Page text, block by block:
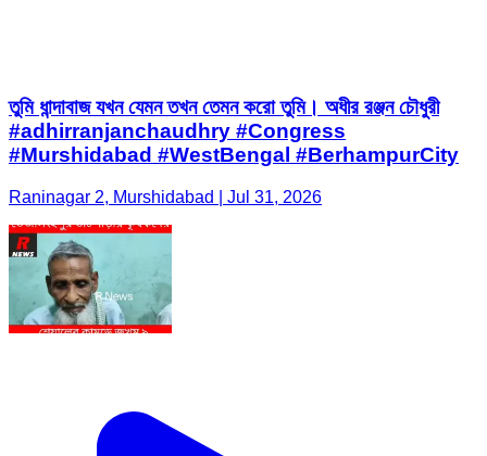
তুমি ধান্দাবাজ যখন যেমন তখন তেমন করো তুমি। অধীর রঞ্জন চৌধুরী
#adhirranjanchaudhry #Congress
#Murshidabad #WestBengal #BerhampurCity
Raninagar 2, Murshidabad | Jul 31, 2026